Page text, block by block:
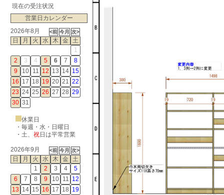
現在の受注状況
営業日カレンダー
2026年8月
日
月 火 水 木 金
土
1
2
3 4 5 6 7
8
9
10 11 12 13 14 15
16 17 18 19 20 21 22
23 24 25 26 27 28 29
30 31
休業日
・毎週・水・日曜日
・ 土、 祝日は平常営業
2026年9月
日
月 火 水 木 金
土
1
2 3 4
5
6
7 8 9 10 11 12
13 14 15 16 17 18 19